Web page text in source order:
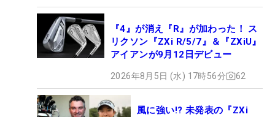
『4』が消え『R』が加わった！ ス
リクソン『ZXi R/5/7』＆『ZXiU』
アイアンが9月12日デビュー
2026年8月5日 (水) 17時56分 62
風に強い!? 未発表の『ZXi